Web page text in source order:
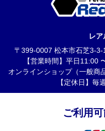
レ
〒399-0007 松本市石芝3-
【営業時間】平日
オンラインショップ（一般商
【定休日】毎
ご利用